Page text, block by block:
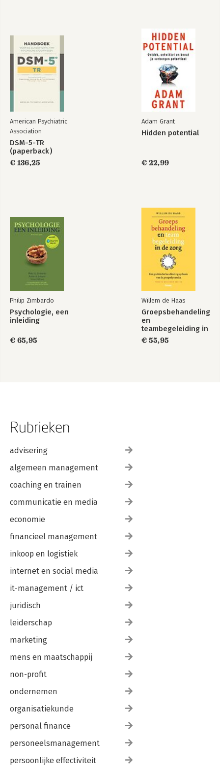
American Psychiatric
Association
DSM-5-TR
(paperback)
€ 136,25
Adam Grant
Hidden potential
€ 22,99
Philip Zimbardo
Psychologie, een
inleiding
€ 65,95
Willem de Haas
Groepsbehandeling
en
teambegeleiding in
de zorg
€ 55,95
Rubrieken
advisering
algemeen management
coaching en trainen
communicatie en media
economie
financieel management
inkoop en logistiek
internet en social media
it-management / ict
juridisch
leiderschap
marketing
mens en maatschappij
non-profit
ondernemen
organisatiekunde
personal finance
personeelsmanagement
persoonlijke effectiviteit